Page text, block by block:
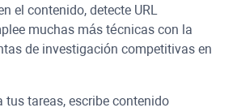
el contenido, detecte URL
muchas más técnicas con la
de investigación competitivas en
tus tareas, escribe contenido